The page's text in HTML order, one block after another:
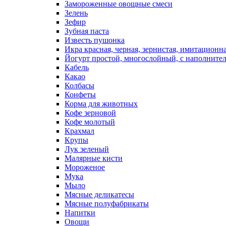
Замороженные овощные смеси
Зелень
Зефир
Зубная паста
Известь пушонка
Икра красная, черная, зернистая,
Йогурт простой, многослойный, с
Кабель
Какао
Колбасы
Конфеты
Корма для животных
Кофе зерновой
Кофе молотый
Крахмал
Крупы
Лук зеленый
Малярные кисти
Мороженое
Мука
Мыло
Мясные деликатесы
Мясные полуфабрикаты
Напитки
Овощи